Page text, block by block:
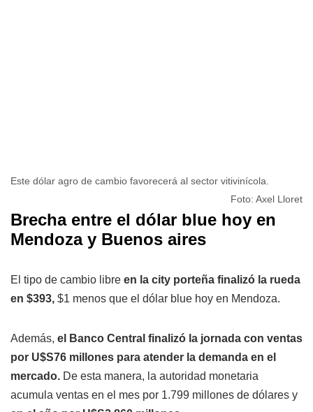
Este dólar agro de cambio favorecerá al sector vitivinícola.
Foto: Axel Lloret
Brecha entre el dólar blue hoy en
Mendoza y Buenos aires
El tipo de cambio libre en la city porteña finalizó la rueda
en $393, $1 menos que el dólar blue hoy en Mendoza.
Además, el Banco Central finalizó la jornada con ventas
por U$S76 millones para atender la demanda en el
mercado. De esta manera, la autoridad monetaria
acumula ventas en el mes por 1.799 millones de dólares y